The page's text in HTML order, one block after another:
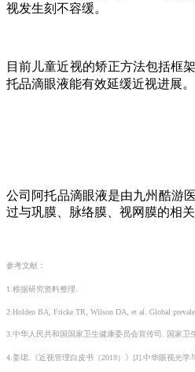
视发生刻不容缓。
目前儿童近视的矫正方法包括框架
托品滴眼液能有效延缓近视进展。
公司阿托品滴眼液是由九州酷游医
过与巩膜、脉络膜、视网膜
参考文献：
1.根据研究资料整理.
2.Holden BA, Fricke TR, Wilson DA, et al. Global
3.中华人民共和国国家卫生健康委员会宣传司. 国家卫生
4.姜珺.《近视管理白皮书（2019）》[J].中华眼视光学